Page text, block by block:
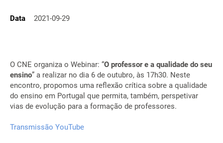
Data 2021-09-29
O CNE organiza o Webinar: “O professor e a qualidade do seu
ensino” a realizar no dia 6 de outubro, às 17h30. Neste
encontro, propomos uma reflexão crítica sobre a qualidade
do ensino em Portugal que permita, também, perspetivar
vias de evolução para a formação de professores.
Transmissão YouTube